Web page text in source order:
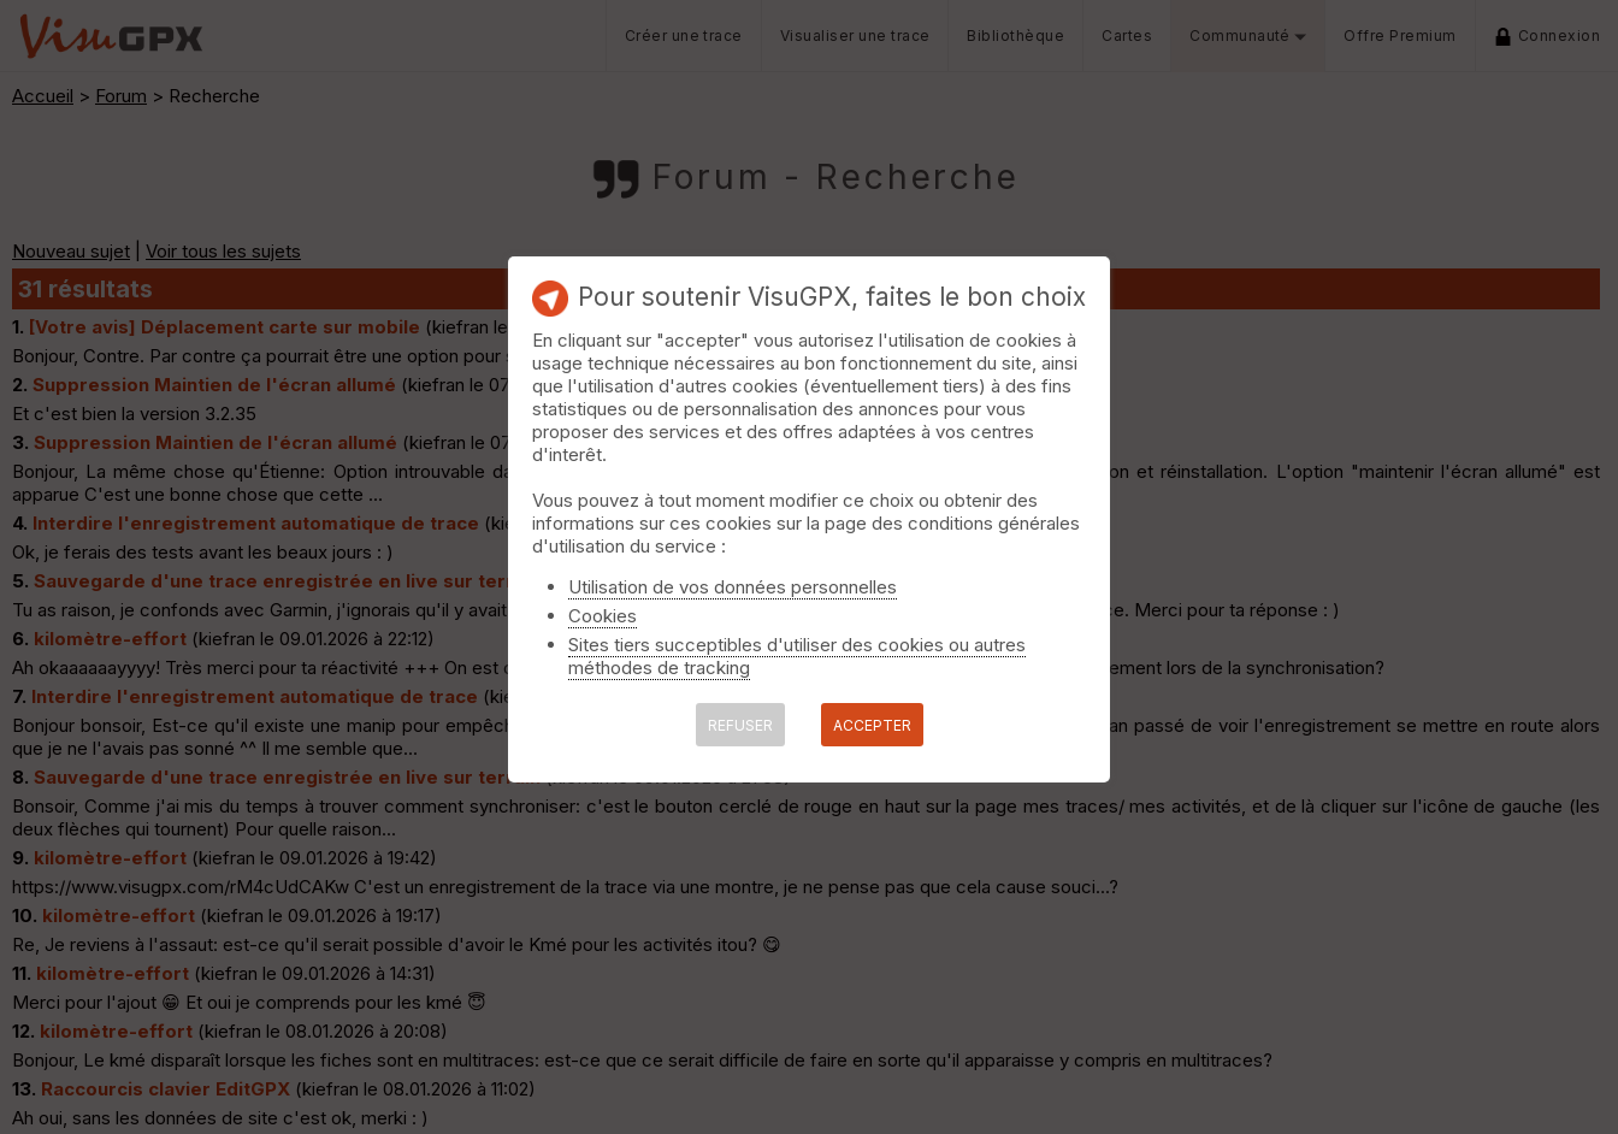
Créer une trace Visualiser une trace Bibliothèque Cartes Communauté Offre Premium Connexion
Accueil > Forum > Recherche
Forum - Recherche
Nouveau sujet Voir tous les sujets
31 résultats
1. [Votre avis] Déplacement carte sur mobile (kiefran le 07.07.2026 à 17:50)
Bonjour, Contre. Par contre ça pourrait être une option pour satisfaire tout le monde?
2. Suppression Maintien de l'écran allumé (kiefran le 07.07.2026 à 17:20)
Et c'est bien la version 3.2.35
3. Suppression Maintien de l'écran allumé (kiefran le 07.07.2026 à 17:19)
Bonjour, La même chose qu'Étienne: Option introuvable dans le menu M.a.j. impossible (J'en étais encore à la 2.2 ^^) Suppression et réinstallation. L'option "maintenir l'écran allumé" est
apparue C'est une bonne chose que cette ...
4. Interdire l'enregistrement automatique de trace (kiefran le 10.01.2026 à 23:31)
Ok, je ferais des tests avant les beaux jours : )
5. Sauvegarde d'une trace enregistrée en live sur terrain
(kiefran le 10.01.2026 à 23:29)
Tu as raison, je confonds avec Garmin, j'ignorais qu'il y avait une différence de traitement suivant le mode d'enregistrement de la trace. Merci pour ta réponse : )
6. kilomètre-effort (kiefran le 09.01.2026 à 22:12)
Ah okaaaaaayyyy! Très merci pour ta réactivité +++ On est d'accord sur le fait qu'on ne peut définir l'activité à l'enregistrement, seulement lors de la synchronisation?
7. Interdire l'enregistrement automatique de trace (kiefran le 09.01.2026 à 22:03)
Bonjour bonsoir, Est-ce qu'il existe une manip pour empêcher l'enregistrement automatique de la trace? Ça m'est arrivé souvent l'an passé de voir l'enregistrement se mettre en route alors
que je ne l'avais pas sonné ^^ Il me semble que...
8. Sauvegarde d'une trace enregistrée en live sur terrain(kiefran le 09.01.2026 à 21:58)
Bonsoir, Comme j'ai mis du temps à trouver comment synchroniser: c'est le bouton cerclé de rouge en haut sur la page mes traces/ mes activités, et de là cliquer sur l'icône de gauche (les
deux flèches qui tournent) Pour quelle raison...
9. kilomètre-effort (kiefran le 09.01.2026 à 19:42)
https://www.visugpx.com/rM4cUdCAKw C'est un enregistrement de la trace via une montre, je ne pense pas que cela cause souci...?
10. kilomètre-effort (kiefran le 09.01.2026 à 19:17)
Re, Je reviens à l'assaut: est-ce qu'il serait possible d'avoir le Kmé pour les activités itou? 😋
11. kilomètre-effort (kiefran le 09.01.2026 à 14:31)
Merci pour l'ajout 😁 Et oui je comprends pour les kmé 😇
12. kilomètre-effort (kiefran le 08.01.2026 à 20:08)
Bonjour, Le kmé disparaît lorsque les fiches sont en multitraces: est-ce que ce serait difficile de faire en sorte qu'il apparaisse y compris en multitraces?
13. Raccourcis clavier EditGPX (kiefran le 08.01.2026 à 11:02)
Ah oui, sans les données de site c'est ok, merki : )
Pour soutenir VisuGPX, faites le bon choix
En cliquant sur "accepter" vous autorisez l'utilisation de cookies à
usage technique nécessaires au bon fonctionnement du site, ainsi
que l'utilisation d'autres cookies (éventuellement tiers) à des fins
statistiques ou de personnalisation des annonces pour vous
proposer des services et des offres adaptées à vos centres
d'interêt.
Vous pouvez à tout moment modifier ce choix ou obtenir des
informations sur ces cookies sur la page des conditions générales
d'utilisation du service :
Utilisation de vos données personnelles
Cookies
Sites tiers succeptibles d'utiliser des cookies ou autres
méthodes de tracking
REFUSER ACCEPTER